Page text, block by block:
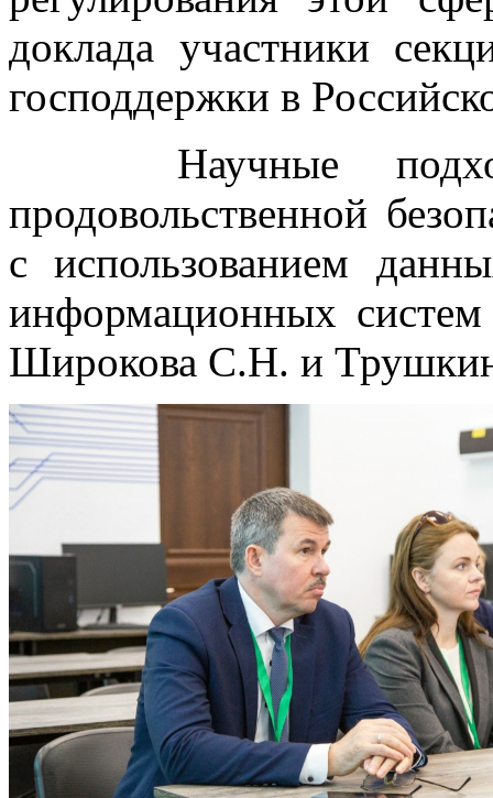
доклада участники
господдержки в
Научные
продовольственной
с использованием
информационных
Широкова С.Н. и